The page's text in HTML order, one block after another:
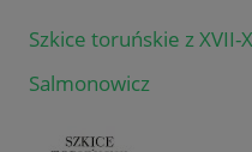
Szkice toruńskie z XVII-
Salmonowicz